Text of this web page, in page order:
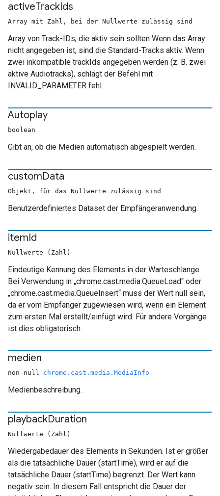
activeTrackIds
Array mit Zahl, bei der Nullwerte zulässig sind
Array von Track-IDs, die aktiv sein sollten Wenn das Array
nicht angegeben ist, sind die Standard-Tracks aktiv. Wenn
zwei inkompatible trackIds angegeben werden (z. B. zwei
aktive Audiotracks), schlägt der Befehl mit
INVALID_PARAMETER fehl.
Autoplay
boolean
Gibt an, ob die Medien automatisch abgespielt werden.
customData
Objekt, für das Nullwerte zulässig sind
Benutzerdefiniertes Dataset der Empfängeranwendung.
itemId
Nullwerte (Zahl)
Eindeutige Kennung des Elements in der Warteschlange.
Bei Verwendung in „chrome.cast.media.QueueLoad“ oder
„chrome.cast.media.QueueInsert“ muss der Wert null sein,
da er vom Empfänger zugewiesen wird, wenn ein Element
zum ersten Mal erstellt/einfügt wird. Für andere Vorgänge
ist dies obligatorisch.
medien
non-null chrome.cast.media.MediaInfo
Medienbeschreibung.
playbackDuration
Nullwerte (Zahl)
Wiedergabedauer des Elements in Sekunden. Ist er größer
als die tatsächliche Dauer (startTime), wird er auf die
tatsächliche Dauer (startTime) begrenzt. Der Wert kann
negativ sein. In diesem Fall entspricht die Dauer der